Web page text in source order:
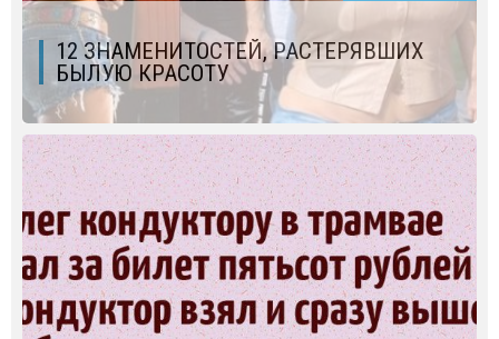
12 ЗНАМЕНИТОСТЕЙ, РАСТЕРЯВШИХ
БЫЛУЮ КРАСОТУ